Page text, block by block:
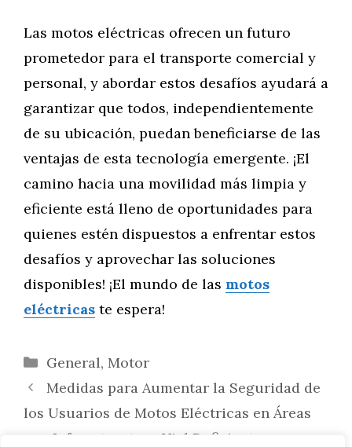
Las motos eléctricas ofrecen un futuro
prometedor para el transporte comercial y
personal, y abordar estos desafíos ayudará a
garantizar que todos, independientemente
de su ubicación, puedan beneficiarse de las
ventajas de esta tecnología emergente. ¡El
camino hacia una movilidad más limpia y
eficiente está lleno de oportunidades para
quienes estén dispuestos a enfrentar estos
desafíos y aprovechar las soluciones
disponibles! ¡El mundo de las motos
eléctricas te espera!
Categorías
General, Motor
Medidas para Aumentar la Seguridad de
los Usuarios de Motos Eléctricas en Áreas
con Infraestructura Vial Deficiente